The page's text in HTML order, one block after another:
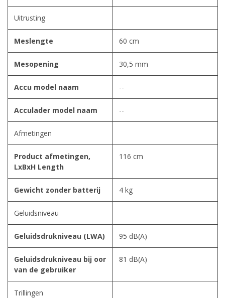
Uitrusting
Meslengte 60 cm
Mesopening 30,5 mm
Accu model naam --
Acculader model naam --
Afmetingen
Product afmetingen,
LxBxH Length
116 cm
Gewicht zonder batterij 4 kg
Geluidsniveau
Geluidsdrukniveau (LWA) 95 dB(A)
Geluidsdrukniveau bij oor
van de gebruiker
81 dB(A)
Trillingen